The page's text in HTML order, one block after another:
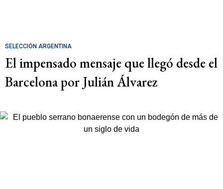
SELECCIÓN ARGENTINA
El impensado mensaje que llegó desde el
Barcelona por Julián Álvarez